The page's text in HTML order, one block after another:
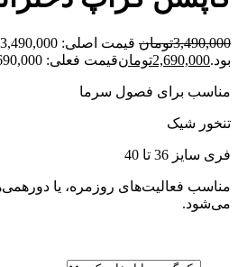
3,490,000تومان
بود.2,690,000تومانقیمت فعلی: 2,690,000تومان.
مناسب برای فصول سرما
تنخور شیک
فری سایز 36 تا 40
مناسب فعالیت‌های روزمره، یا
می‌شود.